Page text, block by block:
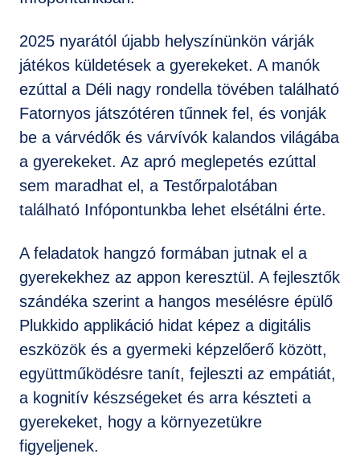
2025 nyarától újabb helyszínünkön várják
játékos küldetések a gyerekeket. A manók
ezúttal a Déli nagy rondella tövében található
Fatornyos játszótéren tűnnek fel, és vonják
be a várvédők és várvívók kalandos világába
a gyerekeket. Az apró meglepetés ezúttal
sem maradhat el, a Testőrpalotában
található Infópontunkba lehet elsétálni érte.
A feladatok hangzó formában jutnak el a
gyerekekhez az appon keresztül. A fejlesztők
szándéka szerint a hangos mesélésre épülő
Plukkido applikáció hidat képez a digitális
eszközök és a gyermeki képzelőerő között,
együttműködésre tanít, fejleszti az empátiát,
a kognitív készségeket és arra készteti a
gyerekeket, hogy a környezetükre
figyeljenek.